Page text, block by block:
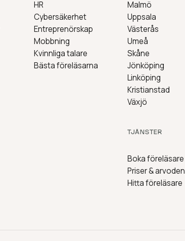
HR
Cybersäkerhet
Entreprenörskap
Mobbning
Kvinnliga talare
Bästa föreläsarna
Malmö
Uppsala
Västerås
Umeå
Skåne
Jönköping
Linköping
Kristianstad
Växjö
TJÄNSTER
Boka föreläsare
Priser & arvoden
Hitta föreläsare